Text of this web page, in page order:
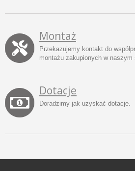
Montaż
Przekazujemy kontakt do
montażu zakupionych w naszym
Dotacje
Doradzimy jak uzyskać dotacje.